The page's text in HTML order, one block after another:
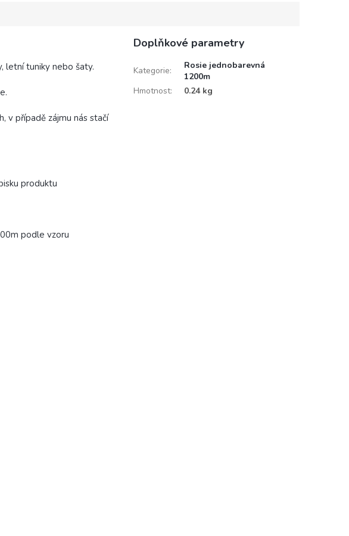
letní tuniky nebo šaty.
v případě zájmu nás stačí
produktu
podle vzoru
Doplňkové parametry
Kategorie:
Rosie jednobarevná
1200m
Hmotnost: 0.24 kg